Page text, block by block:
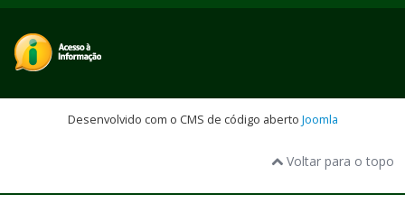
Desenvolvido com o CMS de código aberto Joomla
Voltar para o topo